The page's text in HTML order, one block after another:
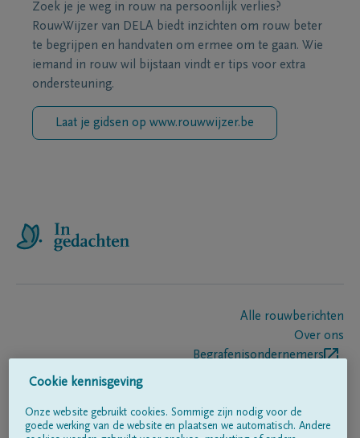
Zoek je je weg in rouw na persoonlijk verlies?
RouwWijzer van DELA biedt inzichten om rouw beter
te begrijpen en handvaten om ermee om te gaan. Wie
iemand in rouw wil bijstaan vindt er tips voor extra
ondersteuning.
Laat je gidsen op www.rouwwijzer.be
Alle rouwberichten
Over ons
Begrafenisondernemers
Volg ons op
Cookie kennisgeving
Onze website gebruikt cookies. Sommige zijn nodig voor de
goede werking van de website en plaatsen we automatisch. Andere